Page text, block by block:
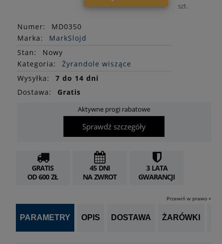
szt.
Numer:
MD0350
Marka:
MarkSlojd
Stan:
Nowy
Kategoria:
Żyrandole wiszące
Wysyłka:
7 do 14 dni
Dostawa:
Gratis
Aktywne progi rabatowe
Sprawdź szczegóły
GRATIS
OD 600 ZŁ
45 DNI
NA ZWROT
3 LATA
GWARANCJI
Przewiń w prawo »
PARAMETRY OPIS DOSTAWA ŻARÓWKI